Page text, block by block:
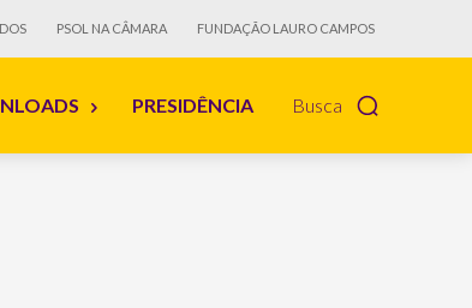
PSOL NA CÂMARA FUNDAÇÃO LAURO CAMPOS
Busca
PRESIDÊNCIA